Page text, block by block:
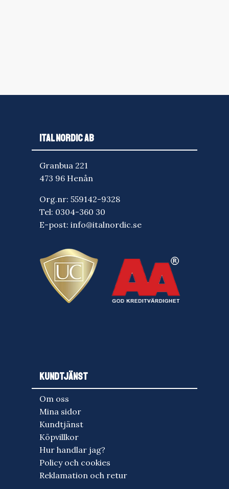
ITAL NORDIC AB
Granbua 221
473 96 Henån
Org.nr: 559142-9328
Tel: 0304-360 30
E-post: info@italnordic.se
KUNDTJÄNST
Om oss
Mina sidor
Kundtjänst
Köpvillkor
Hur handlar jag?
Policy och cookies
Reklamation och retur